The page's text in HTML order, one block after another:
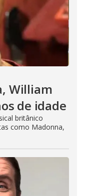
William
de idade
britânico
como Madonna,